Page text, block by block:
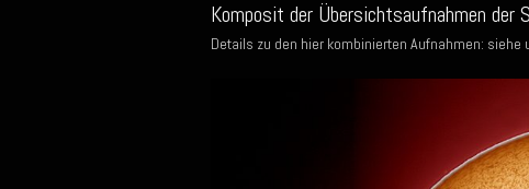
Komposit der Übersichtsaufnahmen
Details zu den hier kombinierten Aufnahmen: siehe